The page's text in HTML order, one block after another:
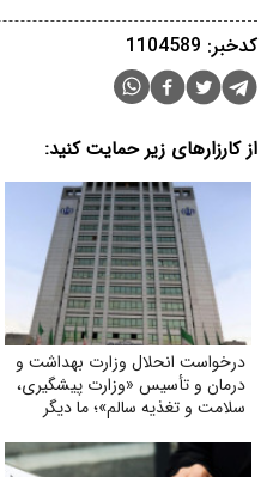
کدخبر: 1104589
از کارزارهای زیر حمایت کنید:
درخواست انحلال وزارت بهداشت و
درمان و تأسیس «وزارت پیشگیری،
سلامت و تغذیه سالم»؛ ما دیگر